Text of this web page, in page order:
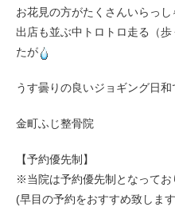
お花見の方がたくさんいらっし
出店も並ぶ中トロトロ走る（
たが
うす曇りの良いジョギング日和
金町ふじ整骨院
【予約優先制】
※当院は予約優先制となってお
(早目の予約をおすすめ致しま